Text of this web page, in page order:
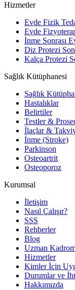
Hizmetler
Evde Fizik
Evde
İnme Sonrası
Diz Protezi
Kalça Protezi
Sağlık Kütüphanesi
Sağlık
Hastalıklar
Belirtiler
Testler &
İlaçlar &
İnme (Stroke)
Parkinson
Osteoartrit
Osteoporoz
Kurumsal
İletişim
Nasıl Çalışır?
SSS
Rehberler
Blog
Uzman
Hizmetler
Kimler İçin
Durumlar ve
Hakkımızda